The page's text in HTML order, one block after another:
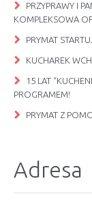
PRZYPRAWY I
KOMPLEKSOWA
PRYMAT
KUCHAREK
15 LAT
PROGRAMEM!
PRYMAT Z
Adresa